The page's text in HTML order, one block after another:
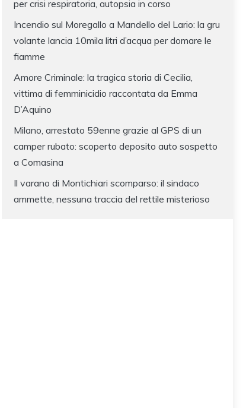
per crisi respiratoria, autopsia in corso
Incendio sul Moregallo a Mandello del Lario: la gru
volante lancia 10mila litri d’acqua per domare le
fiamme
Amore Criminale: la tragica storia di Cecilia,
vittima di femminicidio raccontata da Emma
D’Aquino
Milano, arrestato 59enne grazie al GPS di un
camper rubato: scoperto deposito auto sospetto
a Comasina
Il varano di Montichiari scomparso: il sindaco
ammette, nessuna traccia del rettile misterioso